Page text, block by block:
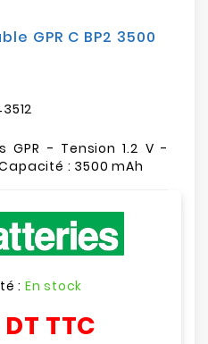
GPR C BP2 3500
GPR - Tension 1.2 V -
: 3500 mAh
: En stock
TTC